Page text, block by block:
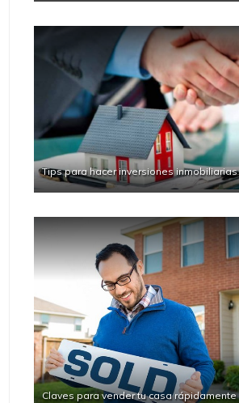
Tips para hacer inversiones inmobiliarias
Claves para vender tu casa rápidamente